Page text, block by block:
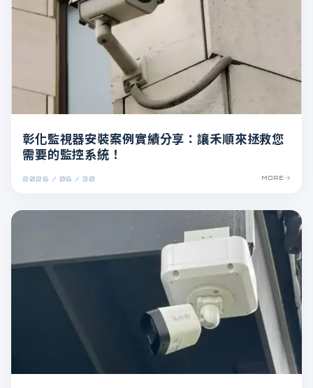
2026 / 06 / 30
彰化監視器安裝案例實績分享：讓禾順來拯救您
需要的監控系統！
MORE